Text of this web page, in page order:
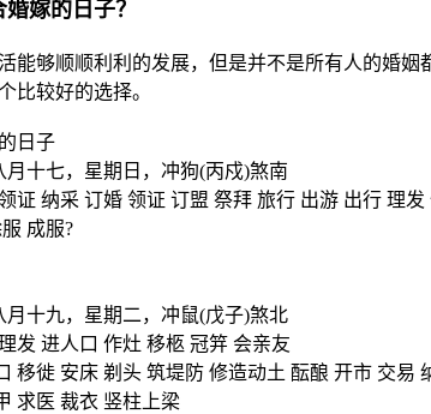
嫁的日子？
能够顺顺利利的发展，但是并不是所有人的婚
比较好的选择。
日子
月十七，星期日，冲狗(丙戍)煞南
证 纳采 订婚 领证 订盟 祭拜 旅行 出游 出行 理
成服?
月十九，星期二，冲鼠(戊子)煞北
发 进人口 作灶 移柩 冠笄 会亲友
移徙 安床 剃头 筑堤防 修造动土 酝酿 开市 交
求医 裁衣 竖柱上梁